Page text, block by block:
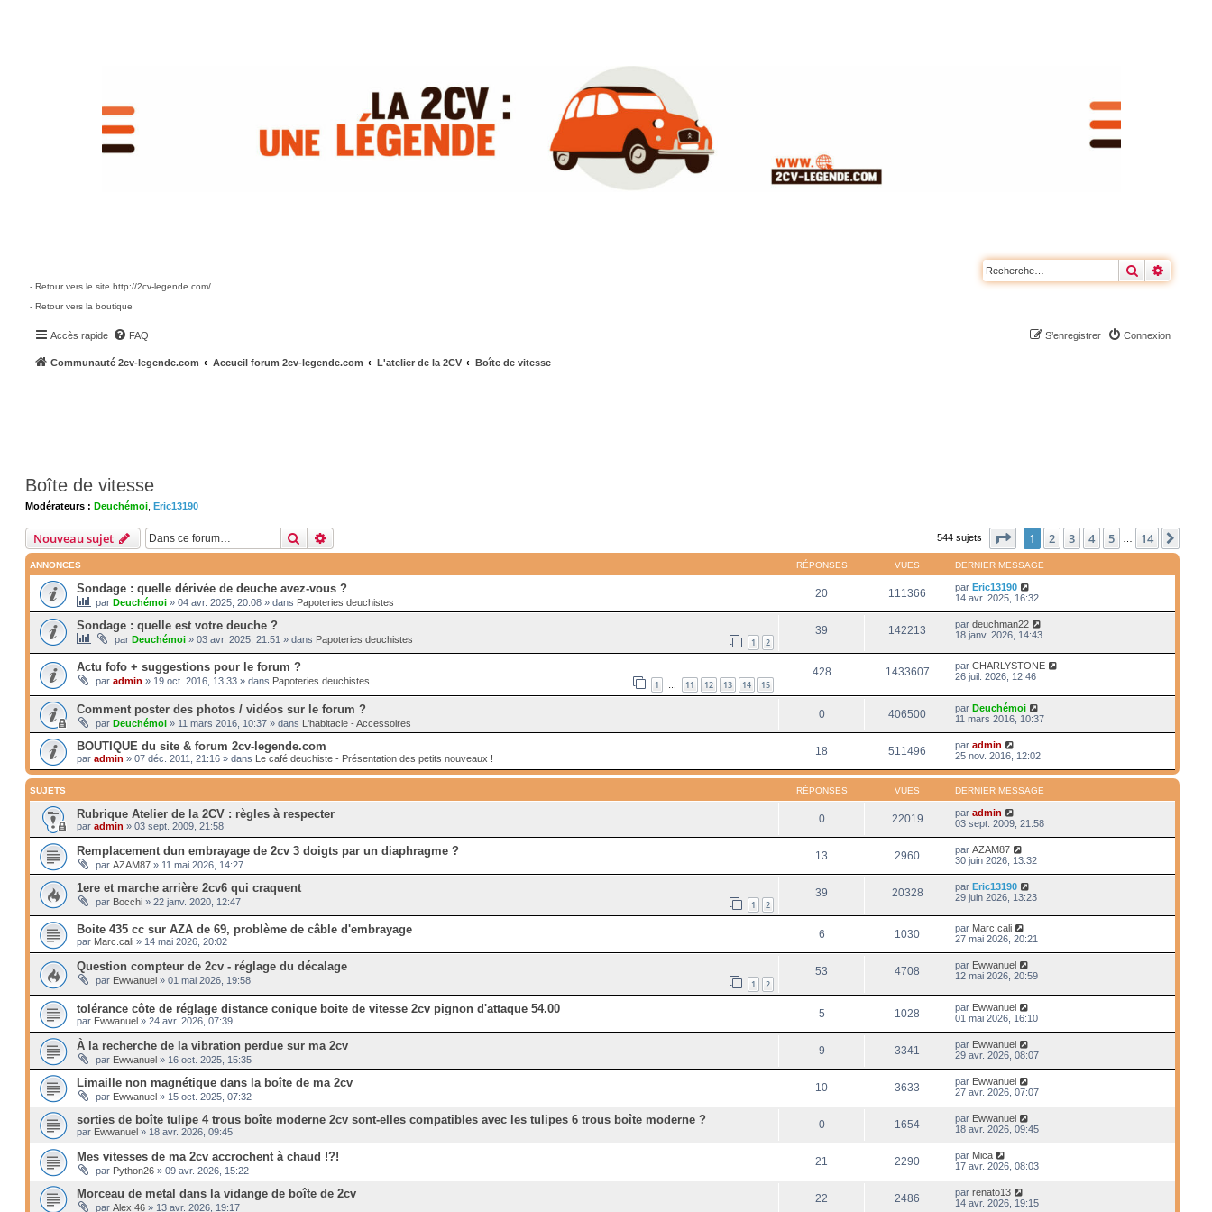
Rechercher
- Retour vers le site http://2cv-legende.com/
- Retour vers la boutique
Accès rapide FAQ Connexion
S’enregistrer
Communauté 2cv-legende.com Accueil forum 2cv-legende.com L'atelier de la 2CV Boîte de vitesse
Boîte de vitesse
Modérateurs : Deuchémoi, Eric13190
Nouveau sujet Rechercher 544 sujets Page sur14
1 2 3 4 5 14
ANNONCES RÉPONSES VUES DERNIER MESSAGE
Sondage : quelle dérivée de deuche avez-vous ?
par Deuchémoi» 04 avr. 2025, 20:08» dans Papoteries deuchistes
20 111366 parEric13190
14 avr. 2025, 16:32
Sondage : quelle est votre deuche ?
par Deuchémoi» 03 avr. 2025, 21:51 » dans Papoteries deuchistes 1 2
39 142213 pardeuchman22
18 janv. 2026, 14:43
Actu fofo + suggestions pour le forum ?
par admin » 19 oct. 2016, 13:33» dans Papoteries deuchistes 1 … 11 12 13 14 15
428 1433607 parCHARLYSTONE
26 juil. 2026, 12:46
Comment poster des photos / vidéos sur le forum ?
par Deuchémoi» 11 mars 2016, 10:37» dans L'habitacle - Accessoires
0 406500 parDeuchémoi
11 mars 2016, 10:37
BOUTIQUE du site & forum 2cv-legende.com
par admin » 07 déc. 2011, 21:16» dans Le café deuchiste - Présentation des petits nouveaux !
18 511496 paradmin
25 nov. 2016, 12:02
SUJETS RÉPONSES VUES DERNIER MESSAGE
Rubrique Atelier de la 2CV : règles à respecter
par admin » 03 sept. 2009, 21:58
0 22019 paradmin
03 sept. 2009, 21:58
Remplacement dun embrayage de 2cv 3 doigts par un diaphragme ?
par AZAM87» 11 mai 2026, 14:27
13 2960 parAZAM87
30 juin 2026, 13:32
1ere et marche arrière 2cv6 qui craquent
par Bocchi» 22 janv. 2020, 12:47 1 2
39 20328 parEric13190
29 juin 2026, 13:23
Boite 435 cc sur AZA de 69, problème de câble d'embrayage
par Marc.cali» 14 mai 2026, 20:02
6 1030 par Marc.cali
27 mai 2026, 20:21
Question compteur de 2cv - réglage du décalage
par Ewwanuel » 01 mai 2026, 19:58 1 2
53 4708 par Ewwanuel
12 mai 2026, 20:59
tolérance côte de réglage distance conique boite de vitesse 2cv pignon d'attaque 54.00
par Ewwanuel» 24 avr. 2026, 07:39
5 1028 par Ewwanuel
01 mai 2026, 16:10
À la recherche de la vibration perdue sur ma 2cv
par Ewwanuel» 16 oct. 2025, 15:35
9 3341 par Ewwanuel
29 avr. 2026, 08:07
Limaille non magnétique dans la boîte de ma 2cv
par Ewwanuel» 15 oct. 2025, 07:32
10 3633 par Ewwanuel
27 avr. 2026, 07:07
sorties de boîte tulipe 4 trous boîte moderne 2cv sont-elles compatibles avec les tulipes 6 trous boîte moderne ?
par Ewwanuel» 18 avr. 2026, 09:45
0 1654 par Ewwanuel
18 avr. 2026, 09:45
Mes vitesses de ma 2cv accrochent à chaud !?!
par Python26» 09 avr. 2026, 15:22
21 2290 par Mica
17 avr. 2026, 08:03
Morceau de metal dans la vidange de boîte de 2cv
par Alex 46» 13 avr. 2026, 19:17
22 2486 parrenato13
14 avr. 2026, 19:15